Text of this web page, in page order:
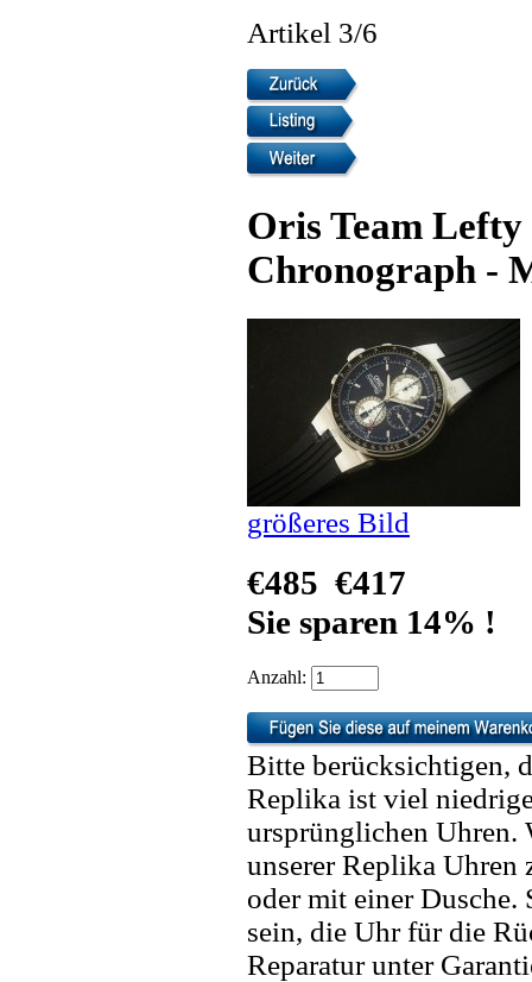
Artikel 3/6
Oris Team
Chronograph -
größeres Bild
€485 €417
Sie sparen 14% !
Anzahl:
Bitte berücksichtigen,
Replika ist viel
ursprünglichen Uhren.
unserer Replika Uhren
oder mit einer
sein, die Uhr für die
Reparatur unter